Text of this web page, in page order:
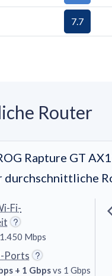
7.7
Router
Rapture GT
durchschnittliche
Fi-
Mbps
Ports
+ 1 Gbpsvs 1 Gbps